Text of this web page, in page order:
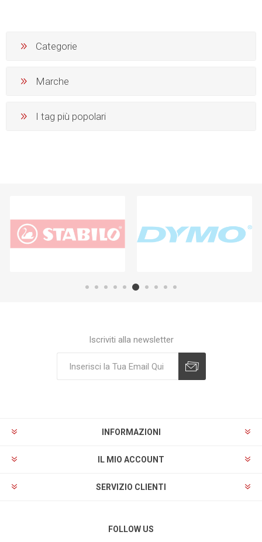
Categorie
Marche
I tag più popolari
Iscriviti alla newsletter
INFORMAZIONI
IL MIO ACCOUNT
SERVIZIO CLIENTI
FOLLOW US